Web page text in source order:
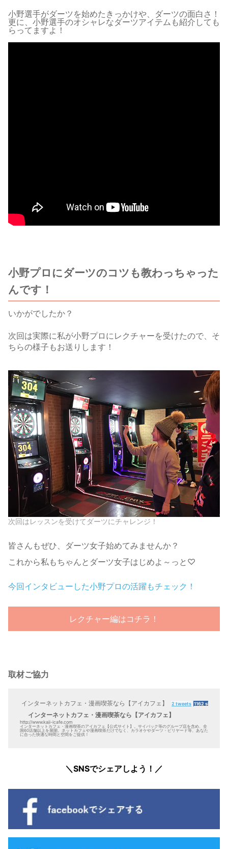
小野選手がダーツを始めたきっかけや、ダーツの面白さ！
更に、小野選手のオシャレなダーツアイテムも紹介しても
らってますよ！
小野プロにダーツのコツも教わっちゃった
んです！
いかがでしたか？
次回は実際に私が小野プロにレクチャーを受けたので、そ
ちらの様子もお送りします！
次回はレッスンを受けてダーツにチャレンジ！
皆さんもぜひ、ダーツ女子始めてみませんか？
これから私もちゃんとダーツ女子はじめよ～っと♡
今回インタビューした小野プロの活躍もチェック！
レクチャー編はコチラ！
取材ご協力
インターネットカフェ・漫画喫茶なら【アイカフェ】 2 tweets 1162 shares
インターネットカフェ・漫画喫茶なら【アイカフェ】
http://www.kaji-icafe.com
インターネットカフェ・漫画喫茶のアイカフェ【公式サイト】。サイバック等のグループ店を含め、全
国60店舗以上を展開。ネットカフェや漫画喫茶だけでなく、カラオケやダーツ・ビリヤード等、あなた
に合った快適な時間と空間をご提供！
＼SNSでシェアしよう！／